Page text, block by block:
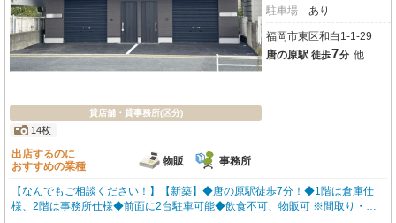
貸店舗・貸事務所(区分)
14枚
駐車場
あり
福岡市東区和白1-1-29
唐の原駅 徒歩7分 他
出店するのに
おすすめの業種
物販 事務所
【なんでもご相談ください！】【新築】◆唐の原駅徒歩7分！◆1階は倉庫仕
様、2階は事務所仕様◆前面に2台駐車可能◆飲食不可、物販可 ※間取り・写真